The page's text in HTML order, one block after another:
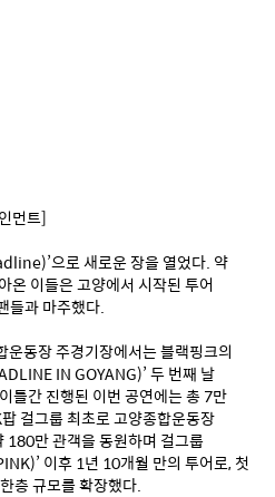
먼트]
으로 새로운 장을 열었다. 약
온 이들은 고양에서 시작된 투어
들과 마주했다.
동장 주경기장에서는 블랙핑크의
IN GOYANG)’ 두 번째 날
틀간 진행된 이번 공연에는 총 7만
걸그룹 최초로 고양종합운동장
180만 관객을 동원하며 걸그룹
이후 1년 10개월 만의 투어로, 첫
층 규모를 확장했다.